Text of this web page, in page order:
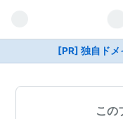
[PR] 独自ドメ
この